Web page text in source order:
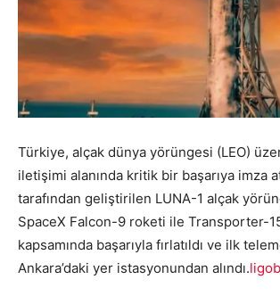
Türkiye, alçak dünya yörüngesi (LEO)
iletişimi alanında kritik bir başarıya imza
tarafından geliştirilen LUNA-1 alçak
SpaceX Falcon-9 roketi ile Transporter-
kapsamında başarıyla fırlatıldı ve ilk
Ankara’daki yer istasyonundan alındı.